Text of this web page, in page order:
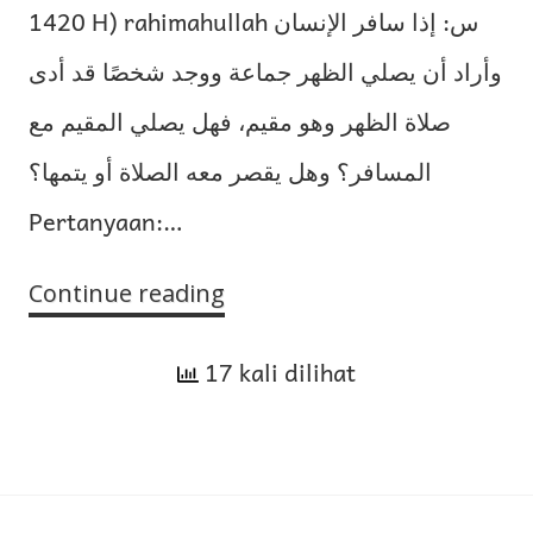
1420 H) rahimahullah س: إذا سافر الإنسان
وأراد أن يصلي الظهر جماعة ووجد شخصًا قد أدى
صلاة الظهر وهو مقيم، فهل يصلي المقيم مع
المسافر؟ وهل يقصر معه الصلاة أو يتمها؟
Pertanyaan:…
Continue reading
Mukim
17 kali dilihat